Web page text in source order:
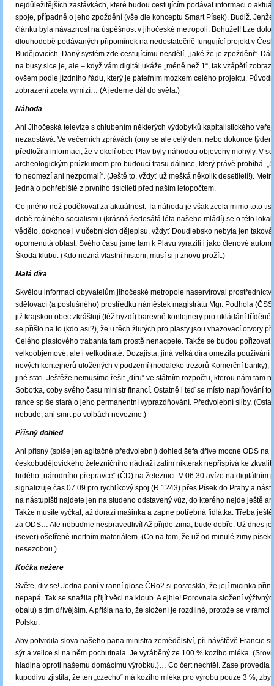
nejdůležitějších zastávkách, které budou cestujícím podávat informaci o
spoje, případně o jeho zpoždění (vše dle konceptu Smart Písek). Budiž.
článku byla návaznost na úspěšnost v jihočeské metropoli. Bohužel! Lze
dlouhodobě podávaných připomínek na nedostatečně fungující projekt v
Budějovicích. Daný systém zde cestujícímu nesdělí, „jaké že je zpoždění“.
na busy sice je, ale ‒ když vám digitál ukáže „méně než 1“, tak vzápětí
ovšem podle jízdního řádu, který je páteřním mozkem celého projektu.
zobrazení zcela vymizí… (A jedeme dál do světa.)
Náhoda
Ani Jihočeská televize s chlubením některých výdobytků kapitalistického
nezaostává. Ve večerních zprávách (ony se ale celý den, nebo dokonce
předložila informaci, že v okolí obce Plav byly náhodou objeveny mohyly. V
archeologickým průzkumem pro budoucí trasu dálnice, který právě probíhá.
to neomezí ani nezpomalí“. (Ještě to, vždyť už mešká několik desetiletí!).
jedná o pohřebiště z prvního tisíciletí před naším letopočtem.
Co jiného než poděkovat za aktuálnost. Ta náhoda je však zcela mimo toto
době reálného socialismu (krásná šedesátá léta našeho mládí) se o této
vědělo, dokonce i v učebnicích dějepisu, vždyť Doudlebsko nebyla jen
opomenutá oblast. Svého času jsme tam k Plavu vyrazili i jako členové
Škoda klubu. (Kdo nezná vlastní historii, musí si ji znovu prožít.)
Malá díra
Skvělou informaci obyvatelům jihočeské metropole naservíroval
sdělovací (a poslušného) prostředku náměstek magistrátu Mgr. Podhola
již krajskou obec zkrášlují (též hyzdí) barevné kontejnery pro ukládání
se přišlo na to (kdo asi?), že u těch žlutých pro plasty jsou vhazovací otvory
Celého plastového trabanta tam prostě nenacpete. Takže se budou pořizovat
velkoobjemové, ale i velkodíraté. Dozajista, jiná velká díra omezila používání
nových kontejnerů uložených v podzemí (nedaleko trezorů Komerční banky),
jiné stati. Ještěže nemusíme řešit „díru“ ve státním rozpočtu, kterou nám tam
Sobotka, coby svého času ministr financí. Ostatně i teď se místo naplňování
rance spíše stará o jeho permanentní vyprazdňování. Předvolební sliby.
nebude, ani smrt po volbách nevezme.)
Přísný dohled
Ani přísný (spíše jen agitačně předvolební) dohled šéfa dříve mocné ODS na
českobudějovického železničního nádraží zatím nikterak nepřispívá ke
hrdého „národního přepravce“ (ČD) na železnici. V 06.30 avízo na digitálním
signalizuje čas 07.09 pro rychlíkový spoj (R 1243) přes Písek do Prahy a
na nástupišti najdete jen na studeno odstavený vůz, do kterého nejde ještě
Takže musíte vyčkat, až dorazí mašinka a zapne potřebná fidlátka. Třeba
za ODS… Ale nebuďme nespravedliví! Až přijde zima, bude dobře. Už dnes je
(sever) ošetřené inertním materiálem. (Co na tom, že už od minulé zimy písek
nesezobou.)
Kočka nežere
Světe, div se! Jedna paní v ranní glose ČRo2 si posteskla, že její micinka
nepapá. Tak se snažila přijít věci na kloub. A ejhle! Porovnala složení
obalu) s tím dřívějším. A přišla na to, že složení je rozdílné, protože se v rámci
Polsku.
Aby potvrdila slova našeho pana ministra zemědělství, při návštěvě Francie
sýr a velice si na něm pochutnala. Je vyráběný ze 100 % kozího mléka.
hladina oproti našemu domácímu výrobku.)… Co čert nechtěl. Zase provedla
kupodivu zjistila, že ten „czecho“ má kozího mléka pro výrobu pouze 3 %,